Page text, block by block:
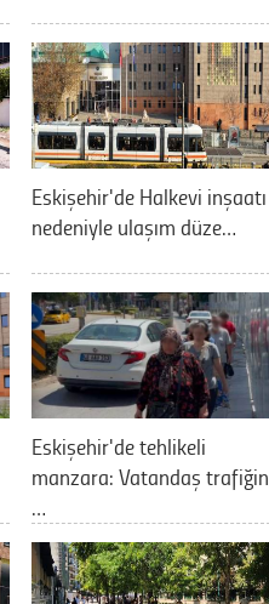
Eskişehir'de Halkevi inşaatı
nedeniyle ulaşım düze…
Eskişehir'de tehlikeli
manzara: Vatandaş trafiğin
…